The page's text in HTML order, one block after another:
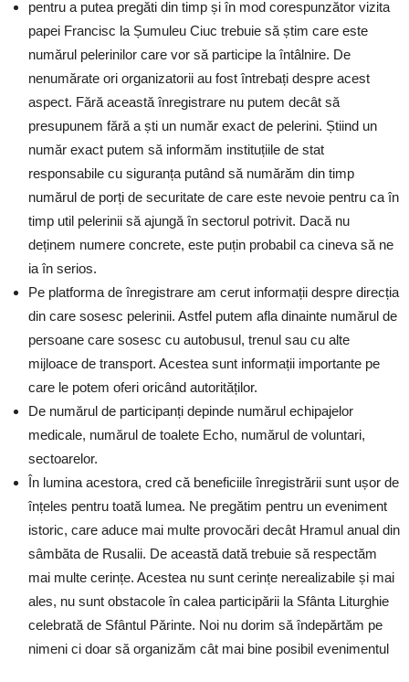
pentru a putea pregăti din timp și în mod corespunzător vizita
papei Francisc la Șumuleu Ciuc trebuie să știm care este
numărul pelerinilor care vor să participe la întâlnire. De
nenumărate ori organizatorii au fost întrebați despre acest
aspect. Fără această înregistrare nu putem decât să
presupunem fără a ști un număr exact de pelerini. Știind un
număr exact putem să informăm instituțiile de stat
responsabile cu siguranța putând să numărăm din timp
numărul de porți de securitate de care este nevoie pentru ca în
timp util pelerinii să ajungă în sectorul potrivit. Dacă nu
deținem numere concrete, este puțin probabil ca cineva să ne
ia în serios.
Pe platforma de înregistrare am cerut informații despre direcția
din care sosesc pelerinii. Astfel putem afla dinainte numărul de
persoane care sosesc cu autobusul, trenul sau cu alte
mijloace de transport. Acestea sunt informații importante pe
care le potem oferi oricând autorităților.
De numărul de participanți depinde numărul echipajelor
medicale, numărul de toalete Echo, numărul de voluntari,
sectoarelor.
În lumina acestora, cred că beneficiile înregistrării sunt ușor de
înțeles pentru toată lumea. Ne pregătim pentru un eveniment
istoric, care aduce mai multe provocări decât Hramul anual din
sâmbăta de Rusalii. De această dată trebuie să respectăm
mai multe cerințe. Acestea nu sunt cerințe nerealizabile și mai
ales, nu sunt obstacole în calea participării la Sfânta Liturghie
celebrată de Sfântul Părinte. Noi nu dorim să îndepărtăm pe
nimeni ci doar să organizăm cât mai bine posibil evenimentul